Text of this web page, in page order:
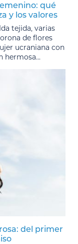
qué
y los valores
tejida, varias
de flores
ucraniana con
hermosa...
del primer